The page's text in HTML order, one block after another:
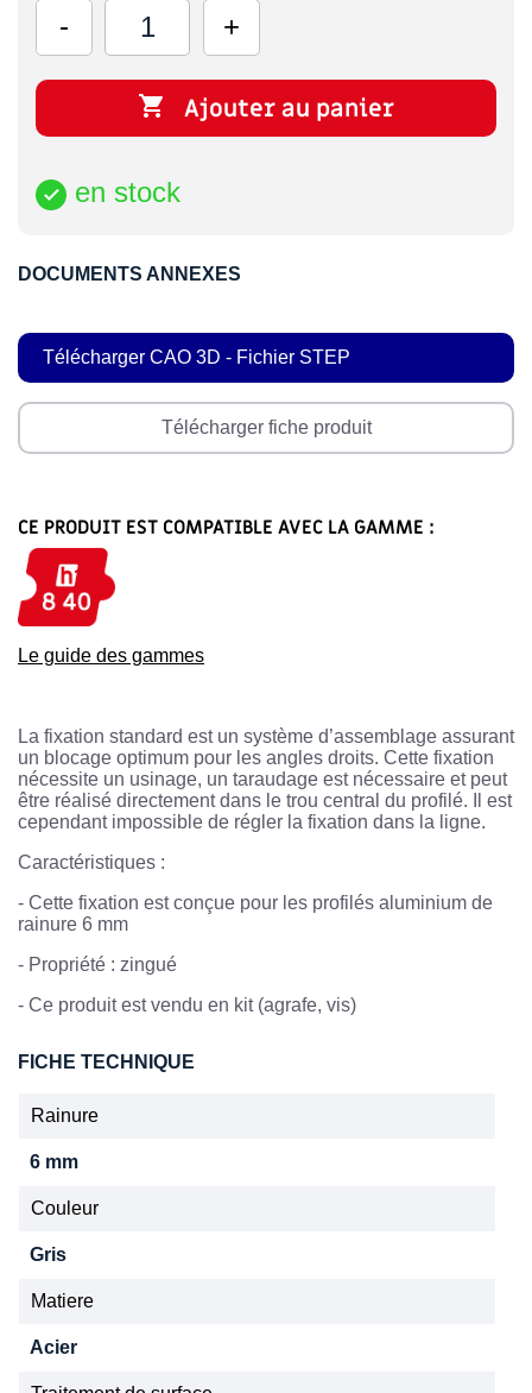
 Ajouter au panier
 en stock
DOCUMENTS ANNEXES
Télécharger CAO 3D - Fichier STEP
Télécharger fiche produit
CE PRODUIT EST COMPATIBLE AVEC LA GAMME :
Le guide des gammes
La fixation standard est un système d’assemblage assurant
un blocage optimum pour les angles droits. Cette fixation
nécessite un usinage, un taraudage est nécessaire et peut
être réalisé directement dans le trou central du profilé. Il est
cependant impossible de régler la fixation dans la ligne.
Caractéristiques :
- Cette fixation est conçue pour les profilés aluminium de
rainure 6 mm
- Propriété : zingué
- Ce produit est vendu en kit (agrafe, vis)
FICHE TECHNIQUE
Rainure
6 mm
Couleur
Gris
Matiere
Acier